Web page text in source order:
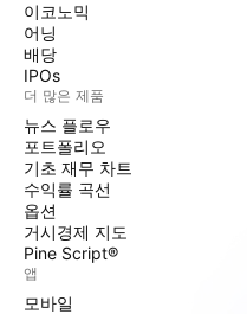
이코노믹
어닝
배당
IPOs
더 많은 제품
뉴스 플로우
포트폴리오
기초 재무 차트
수익률 곡선
옵션
거시경제 지도
Pine Script®
앱
모바일